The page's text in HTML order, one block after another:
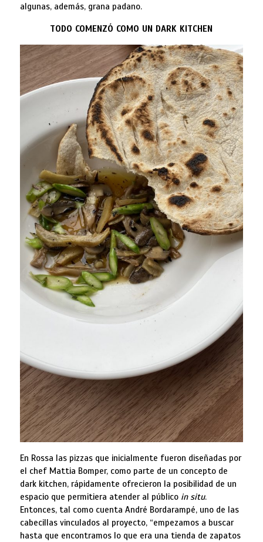
algunas, además, grana padano.
TODO COMENZÓ COMO UN DARK KITCHEN
En Rossa las pizzas que inicialmente fueron diseñadas por
el chef Mattia Bomper, como parte de un concepto de
dark kitchen, rápidamente ofrecieron la posibilidad de un
espacio que permitiera atender al público in situ.
Entonces, tal como cuenta André Bordarampé, uno de las
cabecillas vinculados al proyecto, “empezamos a buscar
hasta que encontramos lo que era una tienda de zapatos